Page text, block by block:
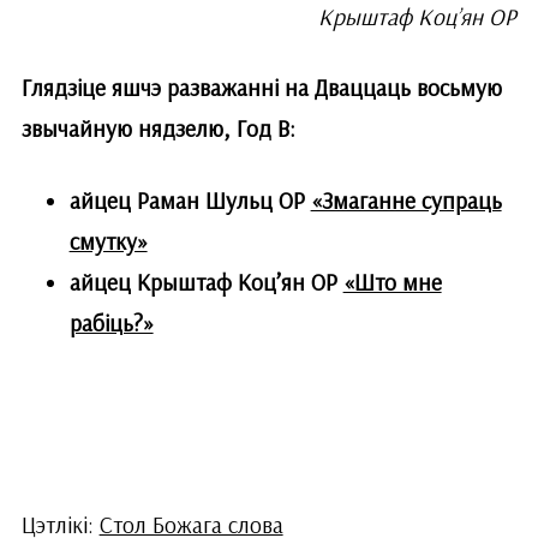
Крыштаф Коц’ян OP
Глядзіце яшчэ разважанні на Дваццаць восьмую
звычайную нядзелю, Год В:
айцец Раман Шульц OP «Змаганне супраць
смутку»
айцец Крыштаф Коц’ян ОР «Што мне
рабіць?»
Цэтлікі: Стол Божага слова